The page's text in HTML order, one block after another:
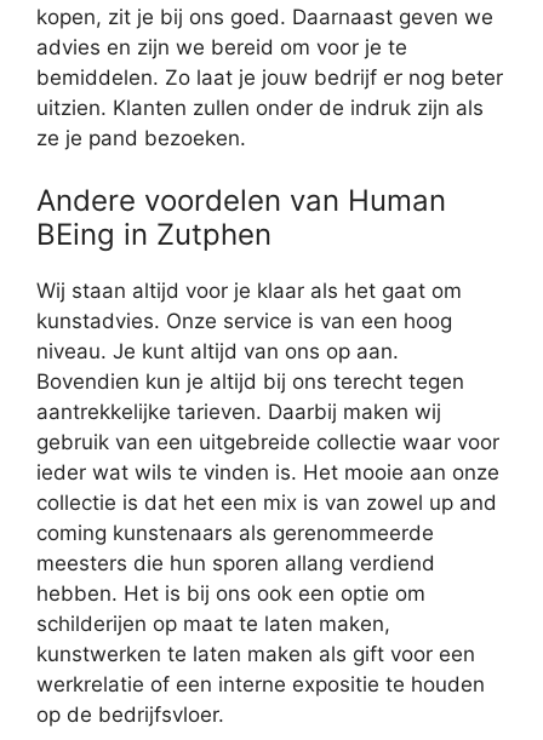
kopen, zit je bij ons goed. Daarnaast geven we
advies en zijn we bereid om voor je te
bemiddelen. Zo laat je jouw bedrijf er nog beter
uitzien. Klanten zullen onder de indruk zijn als
ze je pand bezoeken.
Andere voordelen van Human
BEing in Zutphen
Wij staan altijd voor je klaar als het gaat om
kunstadvies. Onze service is van een hoog
niveau. Je kunt altijd van ons op aan.
Bovendien kun je altijd bij ons terecht tegen
aantrekkelijke tarieven. Daarbij maken wij
gebruik van een uitgebreide collectie waar voor
ieder wat wils te vinden is. Het mooie aan onze
collectie is dat het een mix is van zowel up and
coming kunstenaars als gerenommeerde
meesters die hun sporen allang verdiend
hebben. Het is bij ons ook een optie om
schilderijen op maat te laten maken,
kunstwerken te laten maken als gift voor een
werkrelatie of een interne expositie te houden
op de bedrijfsvloer.